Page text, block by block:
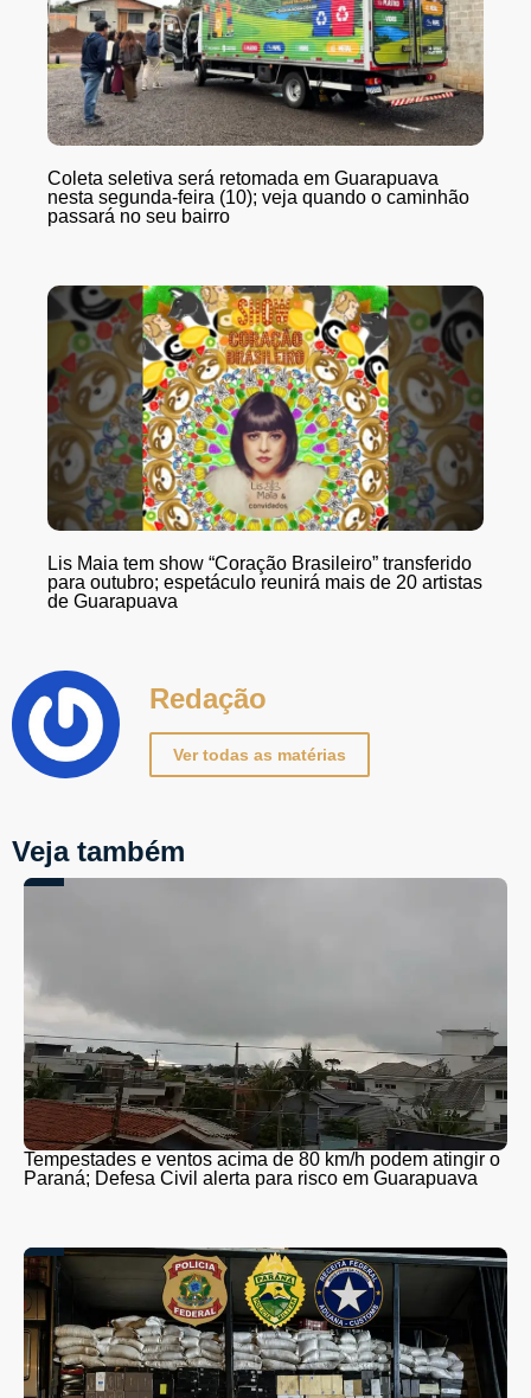
Coleta seletiva será retomada em Guarapuava
nesta segunda-feira (10); veja quando o caminhão
passará no seu bairro
Lis Maia tem show “Coração Brasileiro” transferido
para outubro; espetáculo reunirá mais de 20 artistas
de Guarapuava
Redação
Ver todas as matérias
Veja também
Tempestades e ventos acima de 80 km/h podem atingir o
Paraná; Defesa Civil alerta para risco em Guarapuava